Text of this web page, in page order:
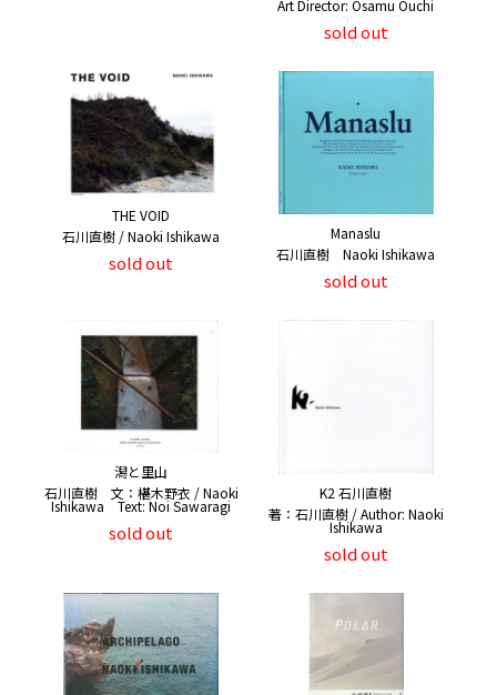
Art Director: Osamu Ouchi
sold out
THE VOID
石川直樹 / Naoki Ishikawa
sold out
Manaslu
石川直樹 Naoki Ishikawa
sold out
潟と里山
石川直樹 文：椹木野衣 / Naoki
Ishikawa Text: Noi Sawaragi
sold out
K2 石川直樹
著：石川直樹 / Author: Naoki
Ishikawa
sold out